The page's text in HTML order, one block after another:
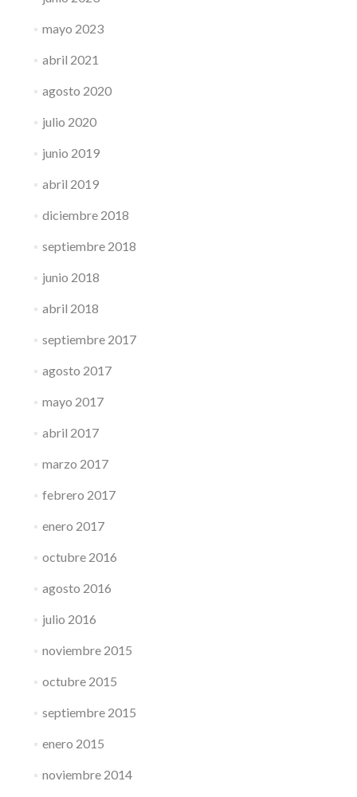
mayo 2023
abril 2021
agosto 2020
julio 2020
junio 2019
abril 2019
diciembre 2018
septiembre 2018
junio 2018
abril 2018
septiembre 2017
agosto 2017
mayo 2017
abril 2017
marzo 2017
febrero 2017
enero 2017
octubre 2016
agosto 2016
julio 2016
noviembre 2015
octubre 2015
septiembre 2015
enero 2015
noviembre 2014